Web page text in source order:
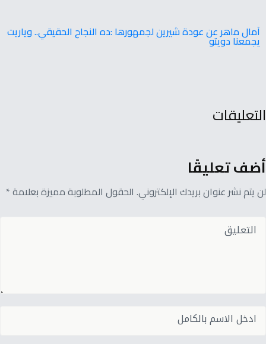
آمال ماهر عن عودة شيرين لجمهورها :ده النجاح الحقيقي.. وياريت
يجمعنا دويتو
التعليقات
أضف تعليقًا
لن يتم نشر عنوان بريدك الإلكتروني. الحقول المطلوبة مميزة بعلامة *